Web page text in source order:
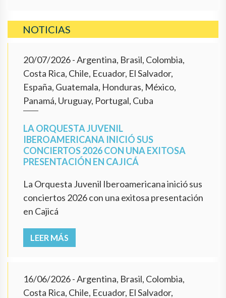
NOTICIAS
20/07/2026- Argentina, Brasil, Colombia,
Costa Rica, Chile, Ecuador, El Salvador,
España, Guatemala, Honduras, México,
Panamá, Uruguay, Portugal, Cuba
LA ORQUESTA JUVENIL
IBEROAMERICANA INICIÓ SUS
CONCIERTOS 2026 CON UNA EXITOSA
PRESENTACIÓN EN CAJICÁ
La Orquesta Juvenil Iberoamericana inició sus
conciertos 2026 con una exitosa presentación
en Cajicá
LEER MÁS
16/06/2026- Argentina, Brasil, Colombia,
Costa Rica, Chile, Ecuador, El Salvador,